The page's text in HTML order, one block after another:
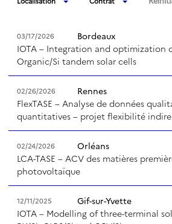
Bordeaux
Champs-sur-Marne
Gif-sur-Yvette
Grenoble
Nancy
Orléans
Palaiseau
Rennes
Saint-Nazaire
Strasbourg
Toulouse
CDD
Post-doc
Stage
Thèse
03/17/2026
IOTA – Integration and optimization
Organic/Si tandem solar cells
Bordeaux
02/26/2026
FlexTASE – Analyse de données
quantitatives – projet flexibilité
Rennes
02/24/2026
LCA-TASE – ACV des matières
photovoltaïque
Orléans
12/11/2025
IOTA – Modelling of three-terminal
Gif-sur-Yvette